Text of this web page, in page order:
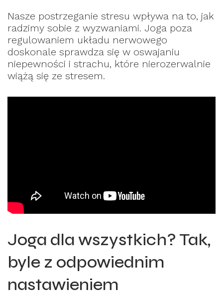
Nasze postrzeganie stresu wpływa na to, jak
radzimy sobie z wyzwaniami. Joga poza
regulowaniem układu nerwowego
doskonale sprawdza się w oswajaniu
niepewności i strachu, które nierozerwalnie
wiążą się ze stresem.
Joga dla wszystkich? Tak,
byle z odpowiednim
nastawieniem